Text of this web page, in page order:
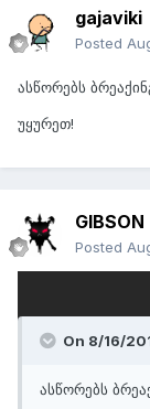
gajaviki
Posted
ასწორებს
უყურეთ!
GIBSON
Posted
On 8/16/
ასწორებს